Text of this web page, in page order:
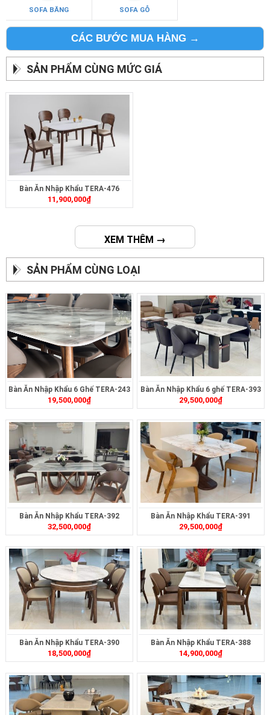
SOFA BĂNG SOFA GỖ
CÁC BƯỚC MUA HÀNG →
SẢN PHẨM CÙNG MỨC GIÁ
Bàn Ăn Nhập Khẩu TERA-476
11,900,000₫
XEM THÊM →
SẢN PHẨM CÙNG LOẠI
Bàn Ăn Nhập Khẩu 6 Ghế TERA-243
19,500,000₫
Bàn Ăn Nhập Khẩu 6 ghế TERA-393
29,500,000₫
Bàn Ăn Nhập Khẩu TERA-392
32,500,000₫
Bàn Ăn Nhập Khẩu TERA-391
29,500,000₫
Bàn Ăn Nhập Khẩu TERA-390
18,500,000₫
Bàn Ăn Nhập Khẩu TERA-388
14,900,000₫